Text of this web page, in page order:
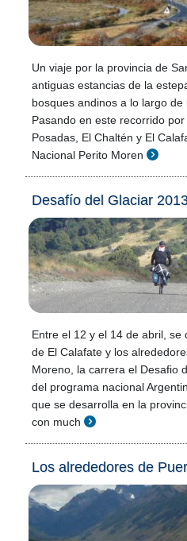
Un viaje por la provincia de
antiguas estancias de la
bosques andinos a lo largo de
Pasando en este recorrido
Posadas, El Chaltén y El
Nacional Perito Moren
Desafío del Glaciar
Entre el 12 y el 14 de abril, se
de El Calafate y los
Moreno, la carrera el Desafio
del programa nacional
que se desarrolla en la
con much
Los alrededores de